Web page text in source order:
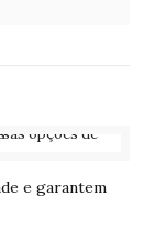
e garantem